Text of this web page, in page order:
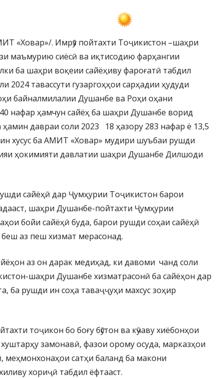
«Ховар»/. Имрӯз пойтахти Тоҷикистон –шаҳри
маъмурию сиёсӣ ва иқтисодию фарҳангии
ба шаҳри воқеии сайёҳиву фароғатӣ табдил
2024 тавассути гузаргоҳҳои сарҳадии ҳудуди
байналмилалии Душанбе ва Роҳи оҳани
нафар ҳамчун сайёҳ ба шаҳри Душанбе ворид
ҳамин давраи соли 2023 18 ҳазору 283 нафар ё 13,5
хусус ба АМИТ «Ховар» мудири шуъбаи рушди
ҳокимияти давлатии шаҳри Душанбе Дилшоди
сайёҳӣ дар Ҷумҳурии Тоҷикистон барои
шаҳри Душанбе-пойтахти Ҷумҳурии
бойи сайёҳӣ буда, барои рушди соҳаи сайёҳӣ
аз пеш хизмат мерасонад.
аз он дарак медиҳад, ки давоми чанд соли
шаҳри Душанбе хизматрасонӣ ба сайёҳон дар
ба рушди ин соҳа таваҷҷуҳи махсус зоҳир
тоҷикон бо боғу бӯстон ва кӯчаву хиёбонҳои
замонавӣ, фазои орому осуда, марказҳои
меҳмонхонаҳои сатҳи баланд ба макони
хориҷӣ табдил ёфтааст.